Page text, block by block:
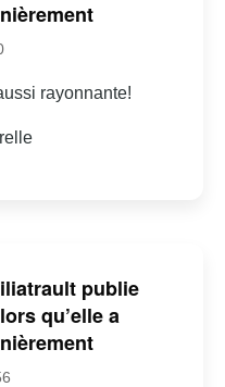
rayonnante!
publie
qu’elle a